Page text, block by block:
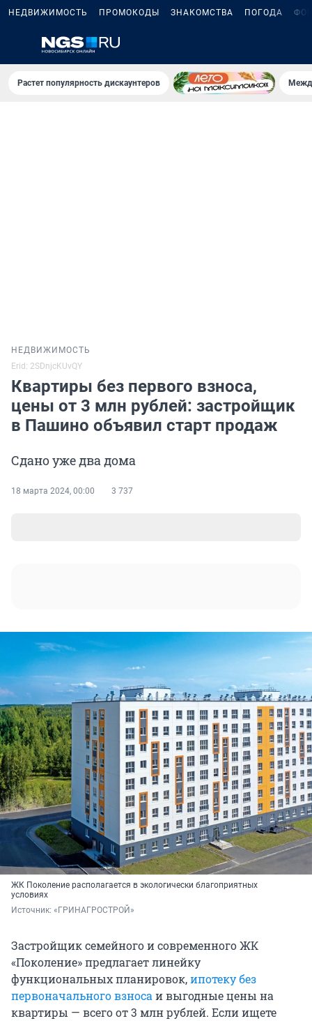
НЕДВИЖИМОСТЬ ПРОМОКОДЫ ЗНАКОМСТВА ПОГОДА
Растет популярность дискаунтеров
НЕДВИЖИМОСТЬ
Erid: 2SDnjcKUvQY
Квартиры без первого взноса,
цены от 3 млн рублей: застройщик
в Пашино объявил старт продаж
Сдано уже два дома
18 марта 2024, 00:00 3 737
ЖК Поколение располагается в экологически благоприятных
условиях
Источник: «ГРИНАГРОСТРОЙ»
Застройщик семейного и современного ЖК
«Поколение» предлагает линейку
функциональных планировок,ипотеку без
первоначального взносаи выгодные цены на
квартиры — всего от 3 млн рублей. Если ищете